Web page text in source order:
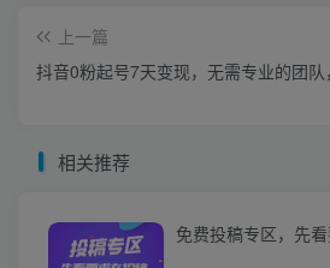
上一篇
抖音0粉起号7天变现，无需专业的团
相关推荐
免费投稿专区，先看